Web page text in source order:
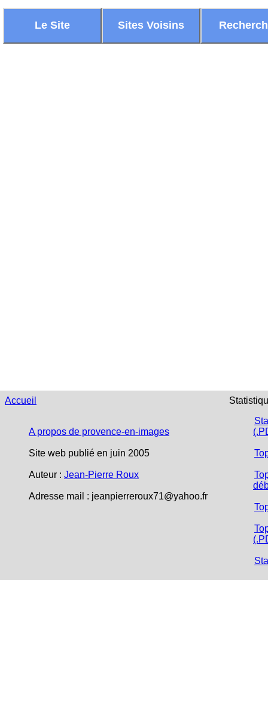
Le Site Sites Voisins
Accueil
A propos de provence-en-images
Site web publié en juin 2005
Auteur : Jean-Pierre Roux
Adresse mail : jeanpierreroux71@yahoo.fr